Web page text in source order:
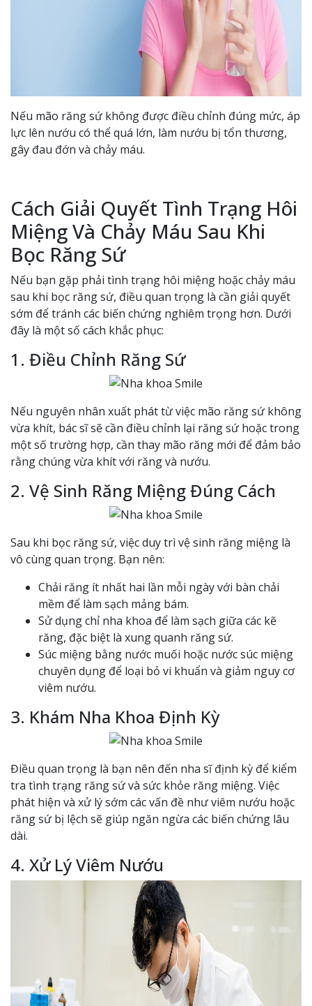
Nếu mão răng sứ không được điều chỉnh đúng mức, áp
lực lên nướu có thể quá lớn, làm nướu bị tổn thương,
gây đau đớn và chảy máu.
Cách Giải Quyết Tình Trạng Hôi
Miệng Và Chảy Máu Sau Khi
Bọc Răng Sứ
Nếu bạn gặp phải tình trạng hôi miệng hoặc chảy máu
sau khi bọc răng sứ, điều quan trọng là cần giải quyết
sớm để tránh các biến chứng nghiêm trọng hơn. Dưới
đây là một số cách khắc phục:
1. Điều Chỉnh Răng Sứ
Nếu nguyên nhân xuất phát từ việc mão răng sứ không
vừa khít, bác sĩ sẽ cần điều chỉnh lại răng sứ hoặc trong
một số trường hợp, cần thay mão răng mới để đảm bảo
rằng chúng vừa khít với răng và nướu.
2. Vệ Sinh Răng Miệng Đúng Cách
Sau khi bọc răng sứ, việc duy trì vệ sinh răng miệng là
vô cùng quan trọng. Bạn nên:
Chải răng ít nhất hai lần mỗi ngày với bàn chải
mềm để làm sạch mảng bám.
Sử dụng chỉ nha khoa để làm sạch giữa các kẽ
răng, đặc biệt là xung quanh răng sứ.
Súc miệng bằng nước muối hoặc nước súc miệng
chuyên dụng để loại bỏ vi khuẩn và giảm nguy cơ
viêm nướu.
3. Khám Nha Khoa Định Kỳ
Điều quan trọng là bạn nên đến nha sĩ định kỳ để kiểm
tra tình trạng răng sứ và sức khỏe răng miệng. Việc
phát hiện và xử lý sớm các vấn đề như viêm nướu hoặc
răng sứ bị lệch sẽ giúp ngăn ngừa các biến chứng lâu
dài.
4. Xử Lý Viêm Nướu